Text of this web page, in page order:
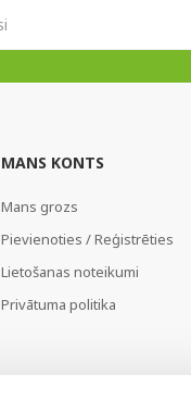
MANS KONTS
Mans grozs
Pievienoties / Reģistrēties
Lietošanas noteikumi
Privātuma politika